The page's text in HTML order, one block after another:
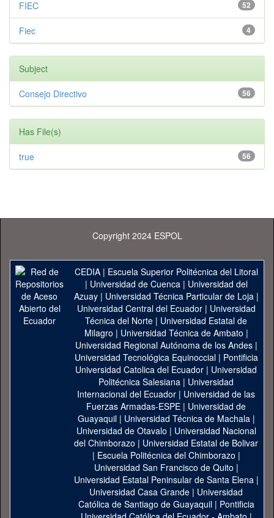
52
FIEC
4
Fiec
Subject
56
Consejo Directivo
Has File(s)
56
true
Copyright 2024 ESPOL
CEDIA| Escuela Superior Politécnica del Litoral
| Universidad de Cuenca| Universidad del
Azuay| Universidad Técnica Particular de Loja|
Universidad Central del Ecuador| Universidad
Técnica del Norte | Universidad Estatal de
Milagro | Universidad Técnica de Ambato |
Universidad Regional Autónoma de los Andes|
Universidad Tecnológica Equinoccial| Pontificia
Universidad Catolica del Ecuador | Universidad
Politécnica Salesiana | Universidad
Internacional del Ecuador | Universidad de las
Fuerzas Armadas-ESPE | Universidad de
Guayaquil| Universidad Técnica de Machala|
Universidad de Otavalo | Universidad Nacional
del Chimborazo | Universidad Estatal de Bolivar
| Escuela Politécnica del Chimborazo |
Universidad San Francisco de Quito |
Universidad Estatal Peninsular de Santa Elena|
Universidad Casa Grande | Universidad
Católica de Santiago de Guayaquil| Pontificia